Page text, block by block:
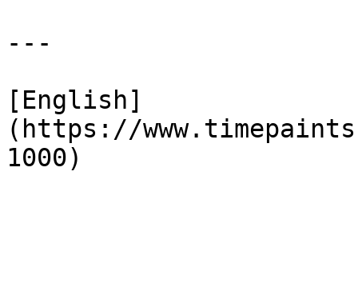
---
[English]
(https://
1000)